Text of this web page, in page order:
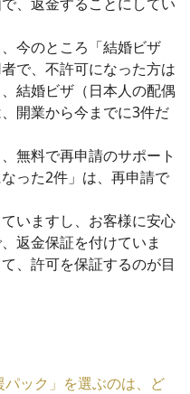
今のところ「結婚ビザ
で、不許可になった方は
結婚ビザ（日本人の配偶
開業から今までに3件だ
無料で再申請のサポート
った2件」は、再申請で
いますし、お客様に安心
返金保証を付けていま
、許可を保証するのが目
ック」​ を選ぶのは、ど